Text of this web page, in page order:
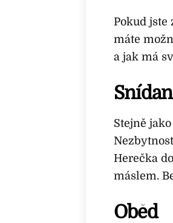
Pokud jste
máte
a jak má
Stejně
Herečka
máslem.
Oběd